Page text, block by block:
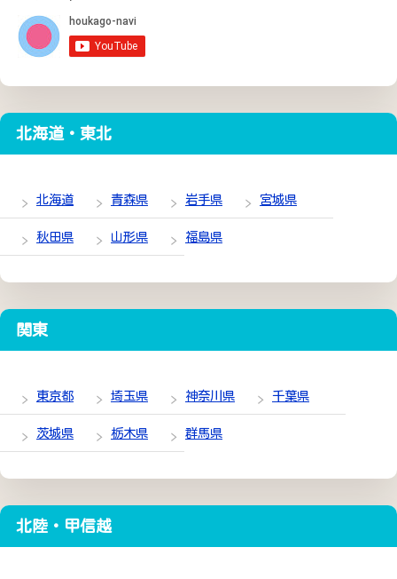
北海道・東北
北海道 青森県 岩手県 宮城県
秋田県 山形県 福島県
関東
東京都 埼玉県 神奈川県 千葉県
茨城県 栃木県 群馬県
北陸・甲信越